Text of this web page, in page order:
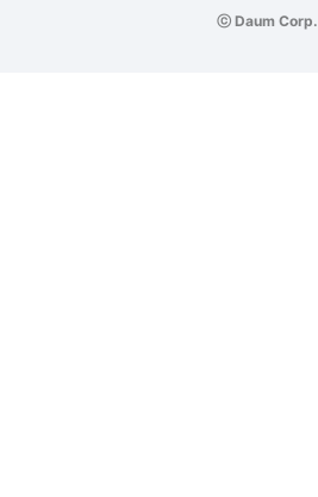
ⓒ Daum Corp.